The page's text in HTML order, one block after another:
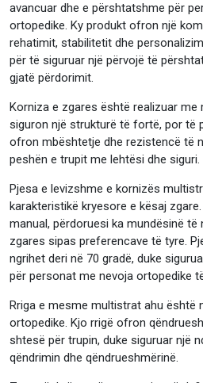
avancuar dhe e përshtatshme për
ortopedike. Ky produkt ofron një
rehatimit, stabilitetit dhe
për të siguruar një përvojë të
gjatë përdorimit.
Korniza e zgares është realizuar me
siguron një strukturë të fortë, por të
ofron mbështetje dhe rezistencë të
peshën e trupit me lehtësi dhe siguri.
Pjesa e levizshme e kornizës
karakteristikë kryesore e kësaj
manual, përdoruesi ka mundësinë të
zgares sipas preferencave të tyre.
ngrihet deri në 70 gradë, duke
për personat me nevoja ortopedike
Rriga e mesme multistrat ahu është
ortopedike. Kjo rrigë ofron
shtesë për trupin, duke siguruar një
qëndrimin dhe qëndrueshmërinë.